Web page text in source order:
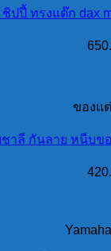
ปปี้ ทรงแด๊ก dax
ของแ
าลี กันลาย หนีบข